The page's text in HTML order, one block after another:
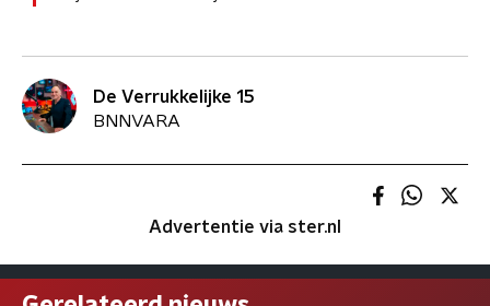
De Verrukkelijke 15
BNNVARA
Advertentie via ster.nl